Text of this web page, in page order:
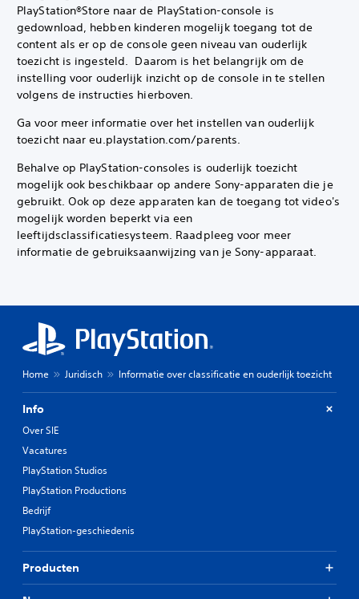
PlayStation®Store naar de PlayStation-console is
gedownload, hebben kinderen mogelijk toegang tot de
content als er op de console geen niveau van ouderlijk
toezicht is ingesteld. ‎ Daarom is het belangrijk om de
instelling voor ouderlijk inzicht op de console in te stellen
volgens de instructies hierboven.
Ga voor meer informatie over het instellen van ouderlijk
toezicht naar eu.playstation.com/parents.
Behalve op PlayStation-consoles is ouderlijk toezicht
mogelijk ook beschikbaar op andere Sony-apparaten die je
gebruikt. Ook op deze apparaten kan de toegang tot video's
mogelijk worden beperkt via een
leeftijdsclassificatiesysteem. Raadpleeg voor meer
informatie de gebruiksaanwijzing van je Sony-apparaat.
Home Juridisch Informatie over classificatie en ouderlijk toezicht
Info
Over SIE
Vacatures
PlayStation Studios
PlayStation Productions
Bedrijf
PlayStation-geschiedenis
Producten